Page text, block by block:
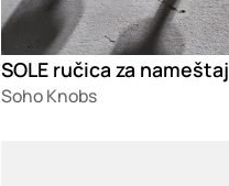
SOLE ručica za nameštaj
Soho Knobs